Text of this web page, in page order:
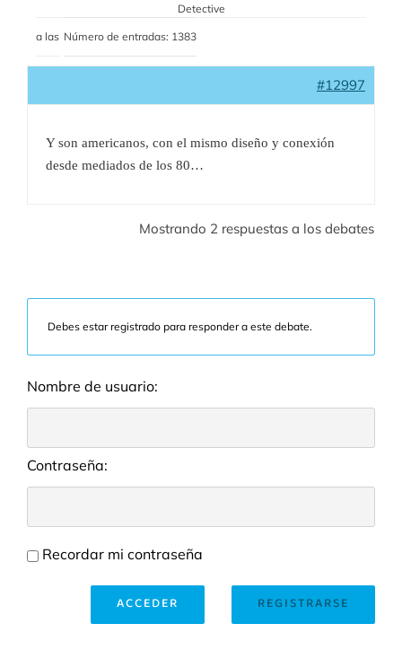
Detective
a las Número de entradas: 1383
#12997
Y son americanos, con el mismo diseño y conexión
desde mediados de los 80…
Mostrando 2 respuestas a los debates
Debes estar registrado para responder a este debate.
Nombre de usuario:
Contraseña:
Recordar mi contraseña
REGISTRARSE
ACCEDER